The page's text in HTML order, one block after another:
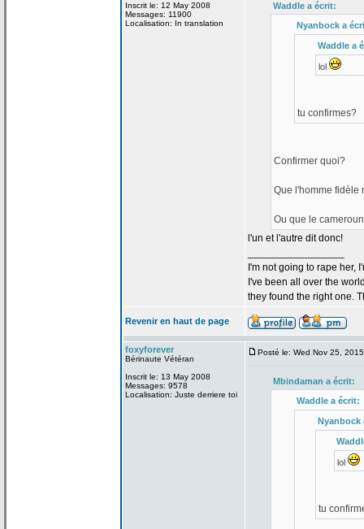
Inscrit le: 12 May 2008
Messages: 11900
Localisation: In translation
Waddle a écrit:
Nyanbock a
Waddle a
lol
tu confirmes?
Confirmer quoi?
Que l'homme fidèle
Ou que le
l'un et l'autre dit donc!
I'm not going to rape her,
I've been all over the
they found the right one.
Revenir en haut de page
foxyforever
Bérinaute Vétéran
Inscrit le: 13 May 2008
Messages: 9578
Localisation: Juste derriere toi
Posté le: Wed Nov 25,
Mbindaman a écrit:
Waddle aécrit:
Nyanbock
lol
tu